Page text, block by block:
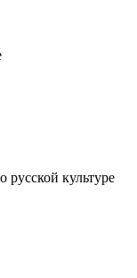
культуре